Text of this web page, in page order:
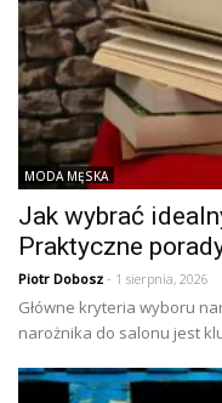
MODA MĘSKA
Jak wybrać
Praktyczne
Piotr Dobosz - 1 sierpnia, 2026
Główne kryteria wyboru
narożnika do salonu jest